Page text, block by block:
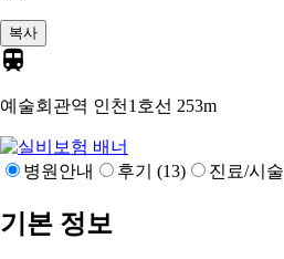
복사
예술회관역 인천1호선 253m
병원안내 후기 (13) 진료/시술
기본 정보